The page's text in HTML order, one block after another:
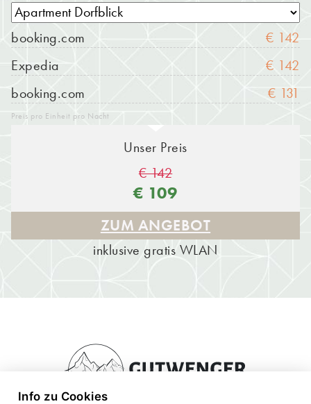
booking.com
€ 142
Expedia
€ 142
booking.com
€ 131
Preis pro Einheit pro Nacht
Unser Preis
€ 142
€ 109
ZUM ANGEBOT
inklusive gratis WLAN
Info zu Cookies